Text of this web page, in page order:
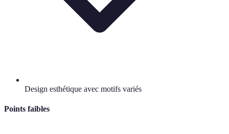
Design esthétique avec motifs variés
Points faibles